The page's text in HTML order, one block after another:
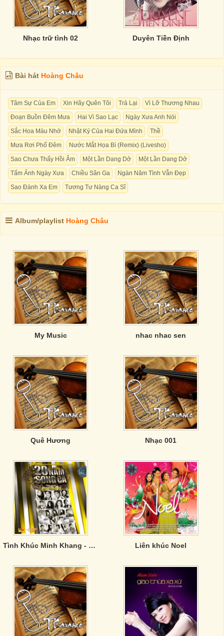
Nhạc trữ tình 02 Duyên Tiền Định
Bài hát Hoàng Châu
Tâm Sự Của Em Xin Hãy Quên Tôi Trả Lại
Vì Lỡ Thương Nhau
Đoạn Buồn Đêm Mưa
Hai Vì Sao Lạc
Ngày Xưa Anh Nói
Sắc Hoa Màu Nhớ
Nhật Ký Của Hai Đứa Mình
Thề
Mưa Rơi Phố Đêm
Nước Mắt Họa Bì (Remix) (Livesho)
Sao Chưa Thấy Hồi Âm
Một Lần Dang Dở
Một Lần Dang Dở
Tấm Ảnh Ngày Xưa
Chiều Sân Ga
Ngàn Năm Tình Vẫn Đẹp
Sao Đành Xa Em
Tương Tư Nàng Ca Sĩ
Album/playlist Hoàng Châu
My Music nhac nhac sen
Quê Hương Nhạc 001
Tình Khúc Minh Khang - 20 Năm Song Ca Liên khúc Noel